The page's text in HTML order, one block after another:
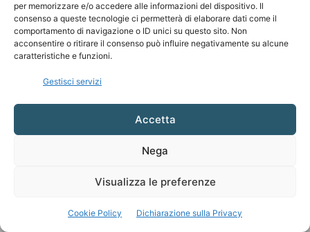
per memorizzare e/o accedere alle informazioni del dispositivo. Il
consenso a queste tecnologie ci permetterà di elaborare dati come il
comportamento di navigazione o ID unici su questo sito. Non
acconsentire o ritirare il consenso può influire negativamente su alcune
caratteristiche e funzioni.
Gestisci servizi
Accetta
Nega
Visualizza le preferenze
Cookie Policy Dichiarazione sulla Privacy